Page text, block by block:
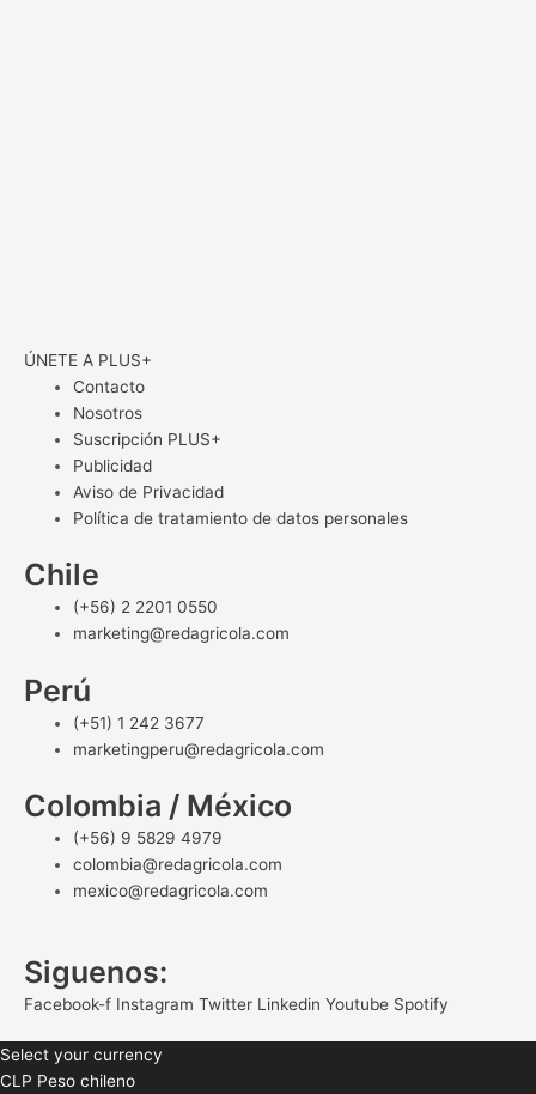
ÚNETE A PLUS+
Contacto
Nosotros
Suscripción PLUS+
Publicidad
Aviso de Privacidad
Política de tratamiento de datos personales
Chile
(+56) 2 2201 0550
marketing@redagricola.com
Perú
(+51) 1 242 3677
marketingperu@redagricola.com
Colombia / México
(+56) 9 5829 4979
colombia@redagricola.com
mexico@redagricola.com
Siguenos:
Facebook-f Instagram Twitter Linkedin Youtube Spotify
Select your currency
CLP Peso chileno